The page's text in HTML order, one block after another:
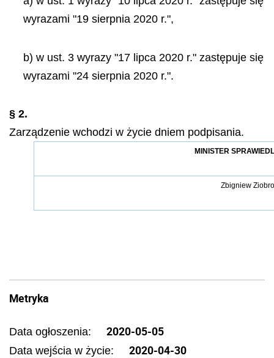
wyrazami "19 sierpnia 2020 r.",
b) w ust. 3 wyrazy "17 lipca 2020 r." zastępuje się
wyrazami "24 sierpnia 2020 r.".
§ 2.
Zarządzenie wchodzi w życie dniem podpisania.
MINISTER
Zbigniew Ziobro
Metryka
Data ogłoszenia: 2020-05-05
Data wejścia w życie: 2020-04-30